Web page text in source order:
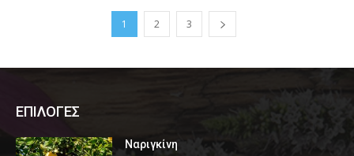
1 2 3
ΕΠΙΛΟΓΕΣ
Ναριγκίνη